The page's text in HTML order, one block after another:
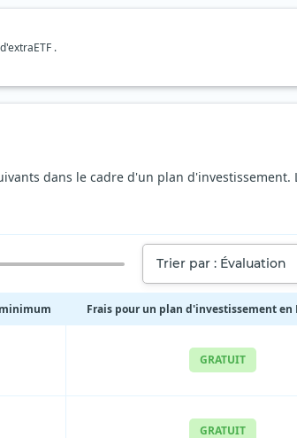
.
dans le cadre d'un plan
Trier par : Évaluation
Frais pour un plan d'investissement en
GRATUIT
GRATUIT